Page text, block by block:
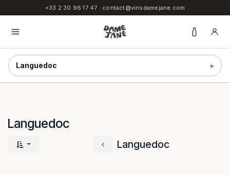
+33 2 30 96 17 47 · contact@vinsdamejane.com
Languedoc ▸
Languedoc
Languedoc